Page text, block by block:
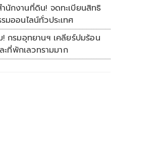
นักงานที่ดิน! จดทะเบียนสิทธิ
มออนไลน์ทั่วประเทศ
! กรมอุทยานฯ เคลียร์ปมร้อน
ะที่พักเลวทรามมาก